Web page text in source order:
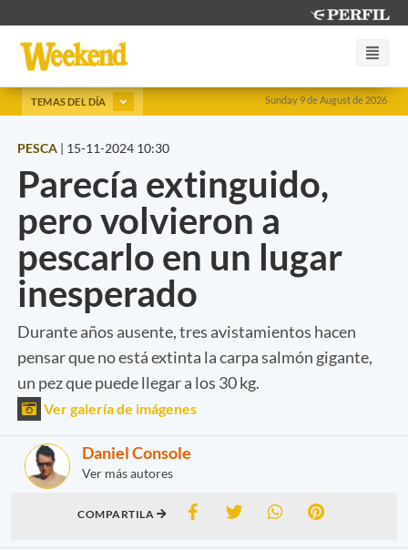
Sunday 9 de August de 2026
TEMAS DEL DÍA
PESCA | 15-11-2024 10:30
Parecía extinguido,
pero volvieron a
pescarlo en un lugar
inesperado
Durante años ausente, tres avistamientos hacen
pensar que no está extinta la carpa salmón gigante,
un pez que puede llegar a los 30 kg.
Ver galería de imágenes
Daniel Console
Ver más autores
COMPARTILA